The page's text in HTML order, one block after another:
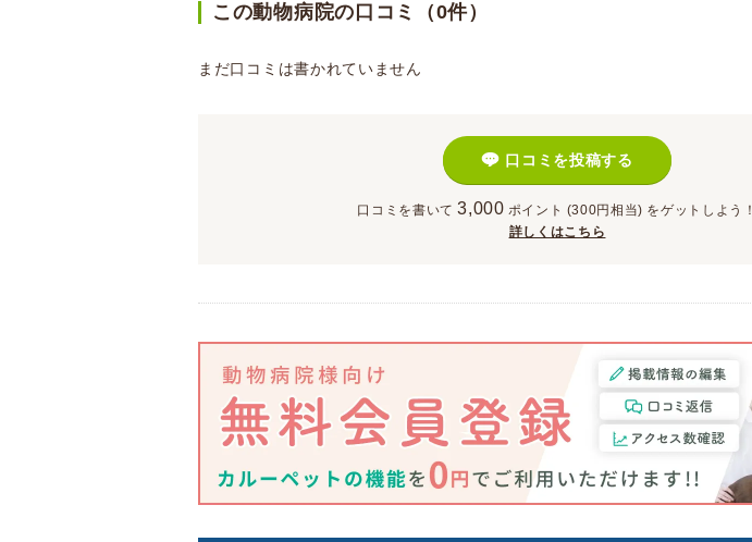
この動物病院の口コミ（0件）
まだ口コミは書かれていません
口コミを投稿する
口コミを書いて 3,000 ポイント (300円相当) をゲットしよう！
詳しくはこちら